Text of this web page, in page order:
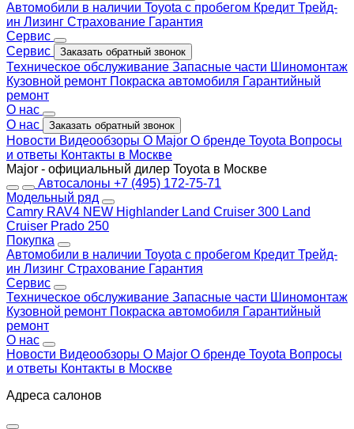
Автомобили в наличии Toyota с пробегом Кредит Трейд-
ин Лизинг Страхование Гарантия
Сервис
Сервис
Заказать обратный звонок
Техническое обслуживание Запасные части Шиномонтаж
Кузовной ремонт Покраска автомобиля Гарантийный
ремонт
О нас
О нас
Заказать обратный звонок
Новости Видеообзоры О Major О бренде Toyota Вопросы
и ответы Контакты в Москве
Major - официальный дилер Toyota в Москве
Автосалоны +7 (495) 172-75-71
Модельный ряд
Camry RAV4 NEW Highlander Land Cruiser 300 Land
Cruiser Prado 250
Покупка
Автомобили в наличии Toyota с пробегом Кредит Трейд-
ин Лизинг Страхование Гарантия
Сервис
Техническое обслуживание Запасные части Шиномонтаж
Кузовной ремонт Покраска автомобиля Гарантийный
ремонт
О нас
Новости Видеообзоры О Major О бренде Toyota Вопросы
и ответы Контакты в Москве
Адреса салонов